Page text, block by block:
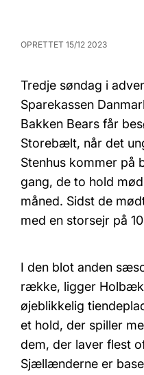
OPRETTET 15/12 2023
Tredje søndag i
Sparekassen
Bakken Bears får
Storebælt, når det
Stenhus kommer på
gang, de to hold
måned. Sidst de
med en storsejr på
I den blot anden
række, ligger
øjeblikkelig
et hold, der spiller
dem, der laver flest
Sjællænderne er